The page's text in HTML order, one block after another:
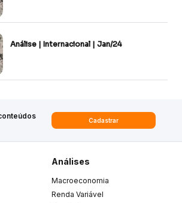
Análise | Internacional | Jan/24
Cadastrar
Análises
Macroeconomia
Renda Variável